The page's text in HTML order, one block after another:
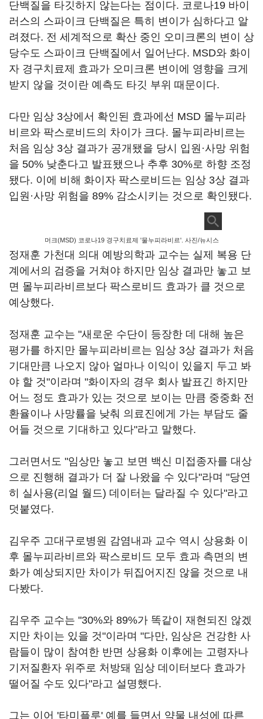
단백질을 타깃하지 않는다는 점이다. 코로나19 바이
러스의 스파이크 단백질은 특히 변이가 심하다고 알
려졌다. 전 세계적으로 확산 중인 오미크론의 변이 상
당수도 스파이크 단백질에서 일어난다. MSD와 화이
자 경구치료제 효과가 오미크론 변이에 영향을 크게
받지 않을 것이란 예측도 타깃 부위 때문이다.
다만 임상 3상에서 확인된 효과에선 MSD 몰누피라
비르와 팍스로비드의 차이가 크다. 몰누피라비르는
처음 임상 3상 결과가 공개됐을 당시 입원·사망 위험
을 50% 낮춘다고 발표됐으나 추후 30%로 하향 조정
됐다. 이에 비해 화이자 팍스로비드는 임상 3상 결과
입원·사망 위험을 89% 감소시키는 것으로 확인됐다.
머크(MSD) 코로나19 경구치료제 '물누피라비르'. 사진/뉴시스
정재훈 가천대 의대 예방의학과 교수는 실제 복용 단
계에서의 검증을 거쳐야 하지만 임상 결과만 놓고 보
면 몰누피라비르보다 팍스로비드 효과가 클 것으로
예상했다.
정재훈 교수는 "새로운 수단이 등장한 데 대해 높은
평가를 하지만 몰누피라비르는 임상 3상 결과가 처음
기대만큼 나오지 않아 얼마나 이익이 있을지 두고 봐
야 할 것"이라며 "화이자의 경우 회사 발표긴 하지만
어느 정도 효과가 있는 것으로 보이는 만큼 중중화 전
환율이나 사망률을 낮춰 의료진에게 가는 부담도 줄
어들 것으로 기대하고 있다"라고 말했다.
그러면서도 "임상만 놓고 보면 백신 미접종자를 대상
으로 진행해 결과가 더 잘 나왔을 수 있다"라며 "당연
히 실사용(리얼 월드) 데이터는 달라질 수 있다"라고
덧붙였다.
김우주 고대구로병원 감염내과 교수 역시 상용화 이
후 몰누피라비르와 팍스로비드 모두 효과 측면의 변
화가 예상되지만 차이가 뒤집어지진 않을 것으로 내
다봤다.
김우주 교수는 "30%와 89%가 똑같이 재현되진 않겠
지만 차이는 있을 것"이라며 "다만, 임상은 건강한 사
람들이 많이 참여한 반면 상용화 이후에는 고령자나
기저질환자 위주로 처방돼 임상 데이터보다 효과가
떨어질 수도 있다"라고 설명했다.
그는 이어 '타미플루' 예를 들면서 약물 내성에 따른